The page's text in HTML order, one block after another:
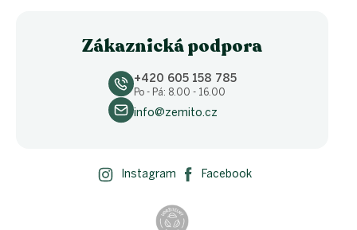
Zákaznická podpora
+420 605 158 785
Po - Pá: 8.00 - 16.00
info@zemito.cz
Instagram Facebook